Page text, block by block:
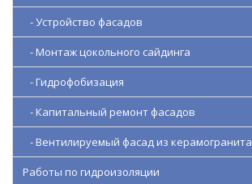
- Устройство фасадов
- Монтаж цокольного сайдинга
- Гидрофобизация
- Капитальный ремонт фасадов
- Вентилируемый фасад из керамогранита
Работы по гидроизоляции